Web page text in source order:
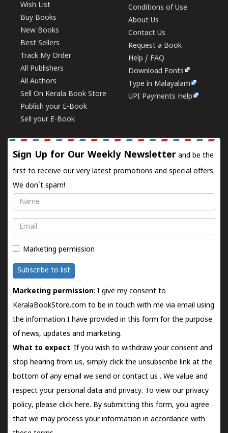
Wish List
Buy Books
New Books
Best Sellers
Track My Order
All Publishers
All Authors
Sell On Kerala Book Store
Publish your E-Book
Sell your E-Book
Conditions of Use
About Us
Contact Us
Request a Book
Help / FAQ
Download Fonts
Type in Malayalam
UPI Payments Help
Sign Up for Our Weekly Newsletter and be the
first to receive our very latest promotions and special offers.
We don't spam!
Name
Email
Marketing permission
Subscribe to list
Marketing permission: I give my consent to
KeralaBookStore.com to be in touch with me via email using
the information I have provided in this form for the purpose
of news, updates and marketing.
What to expect: If you wish to withdraw your consent and
stop hearing from us, simply click the unsubscribe link at the
bottom of any email we send orcontact us . We value and
respect your personal data and privacy. To view our privacy
policy, please click here. By submitting this form, you agree
that we may process your information in accordance with